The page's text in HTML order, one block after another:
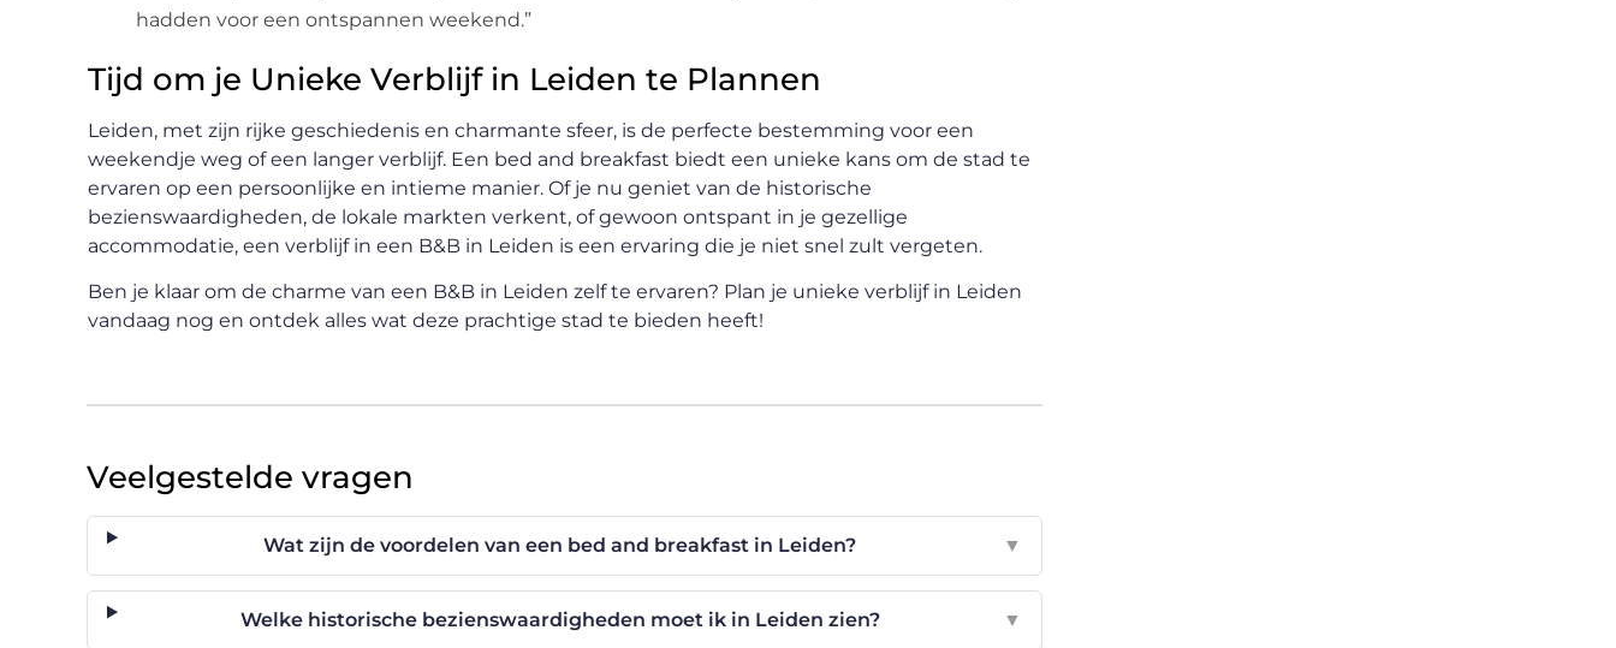
hadden voor een ontspannen weekend.”
Tijd om je Unieke Verblijf in Leiden te Plannen
Leiden, met zijn rijke geschiedenis en charmante sfeer, is de perfecte bestemming voor een
weekendje weg of een langer verblijf. Een bed and breakfast biedt een unieke kans om de stad te
ervaren op een persoonlijke en intieme manier. Of je nu geniet van de historische
bezienswaardigheden, de lokale markten verkent, of gewoon ontspant in je gezellige
accommodatie, een verblijf in een B&B in Leiden is een ervaring die je niet snel zult vergeten.
Ben je klaar om de charme van een B&B in Leiden zelf te ervaren? Plan je unieke verblijf in Leiden
vandaag nog en ontdek alles wat deze prachtige stad te bieden heeft!
Veelgestelde vragen
Wat zijn de voordelen van een bed and breakfast in Leiden? ▼
Welke historische bezienswaardigheden moet ik in Leiden zien? ▼